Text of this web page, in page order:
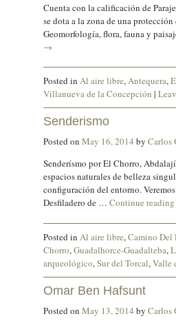
Cuenta con la calificación de
se dota a la zona de una
Geomorfología, flora, fauna y
→
Posted in Al aire libre,Antequera,
Villanueva de la Concepción |
Senderismo
Posted on May 16, 2014 by Carlos
Senderísmo por El Chorro,
espacios naturales de belleza
configuración del entorno.
Desfiladero de … Continue reading
Posted in Al aire libre, Camino Del
Chorro, Guadalhorce-Guadalteba,
arqueológico, Sur del Torcal, Valle
Omar Ben Hafsunt
Posted on May 13, 2014 by Carlos